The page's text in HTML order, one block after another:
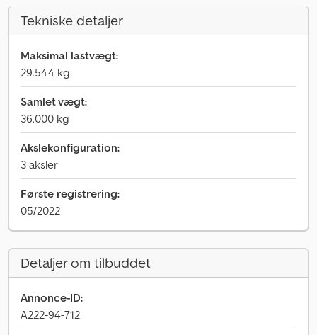
Tekniske detaljer
Maksimal lastvægt:
29.544 kg
Samlet vægt:
36.000 kg
Akslekonfiguration:
3 aksler
Første registrering:
05/2022
Detaljer om tilbuddet
Annonce-ID:
A222-94-712